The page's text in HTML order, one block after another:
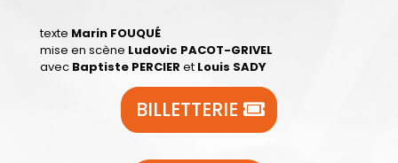
texte Marin FOUQUÉ
mise en scène Ludovic PACOT-GRIVEL
avec Baptiste PERCIER et Louis SADY
BILLETTERIE